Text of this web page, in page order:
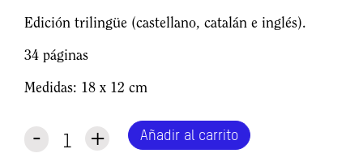
Edición trilingüe (castellano, catalán e inglés).
34 páginas
Medidas: 18 x 12 cm
Publicación
cantidad
+
- Añadir al carrito